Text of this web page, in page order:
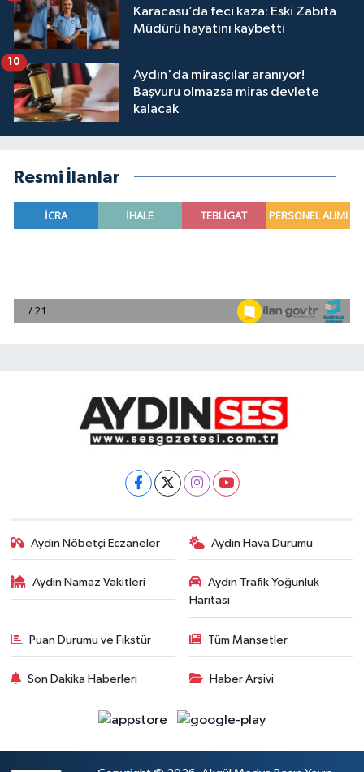
Karacasu’da feci kaza: Eski Zabıta
Müdürü hayatını kaybetti
Aydın'da mirasçılar aranıyor!
Başvuru olmazsa miras devlete
kalacak
10
Resmi İlanlar
Aydın Nöbetçi Eczaneler Aydın Hava Durumu
Aydin Namaz Vakitleri
Aydın Trafik Yoğunluk
Haritası
Puan Durumu ve Fikstür Tüm Manşetler
Son Dakika Haberleri Haber Arşivi